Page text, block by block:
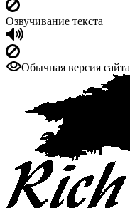
Озвучивание текста
Обычная версия сайта